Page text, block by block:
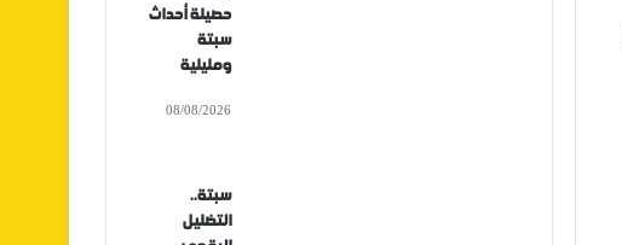
حصيلة أحداث
سبتة
ومليلية
08/08/2026
سبتة..
التضليل